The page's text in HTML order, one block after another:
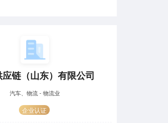
链（山东）有限公司
汽车、物流 - 物流业
企业认证